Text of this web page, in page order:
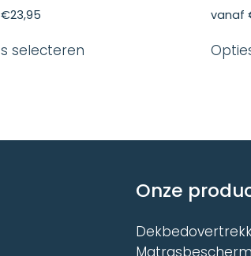
€23,95
selecterenproduct
kan
productpagina
vanaf
Onze